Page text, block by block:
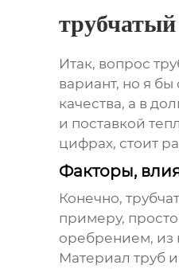
Итак, вопрос
вариант, но я
качества, а в
и поставкой
цифрах, стоит
Факторы,
Конечно,
примеру,
оребрением, из
Материал труб